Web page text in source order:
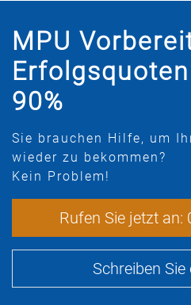
MPU
90%
Sie brauchen Hilfe, um
wieder zu bekommen?
Kein Problem!
Rufen Sie jetzt an:
Schreiben Sie